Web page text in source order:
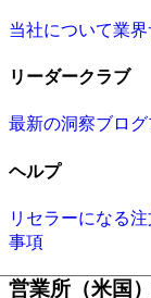
当社について業界
リーダークラブ
最新の洞察ブログ
ヘルプ
リセラーになる
事項
営業所（米国